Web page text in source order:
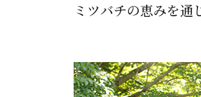
ミツバチの恵みを通